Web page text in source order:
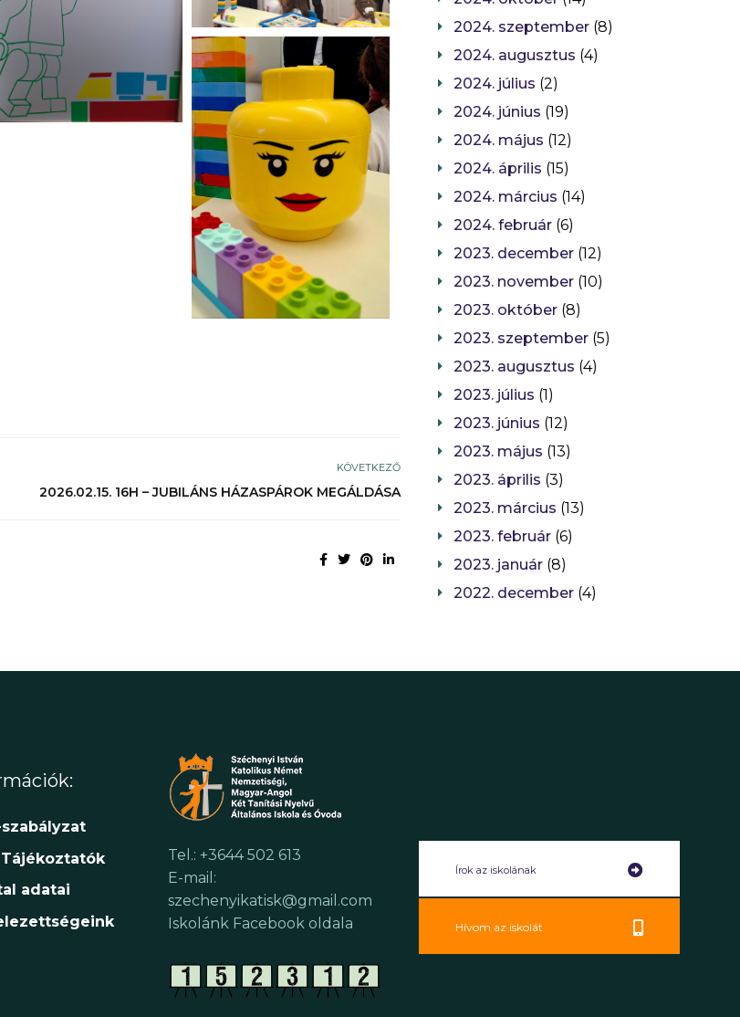
KÖVETKEZŐ
2026.02.15. 16H – JUBILÁNS HÁZASPÁROK MEGÁLDÁSA
2024. szeptember (8)
2024. augusztus (4)
2024. július (2)
2024. június (19)
2024. május (12)
2024. április (15)
2024. március (14)
2024. február (6)
2023. december (12)
2023. november (10)
2023. október (8)
2023. szeptember (5)
2023. augusztus (4)
2023. július (1)
2023. június (12)
2023. május (13)
2023. április (3)
2023. március (13)
2023. február (6)
2023. január (8)
2022. december (4)
adatai
Tel.: +3644 502 613
E-mail:
szechenyikatisk@gmail.com
Iskolánk Facebook oldala
Írok az iskolának
Hívom az iskolát